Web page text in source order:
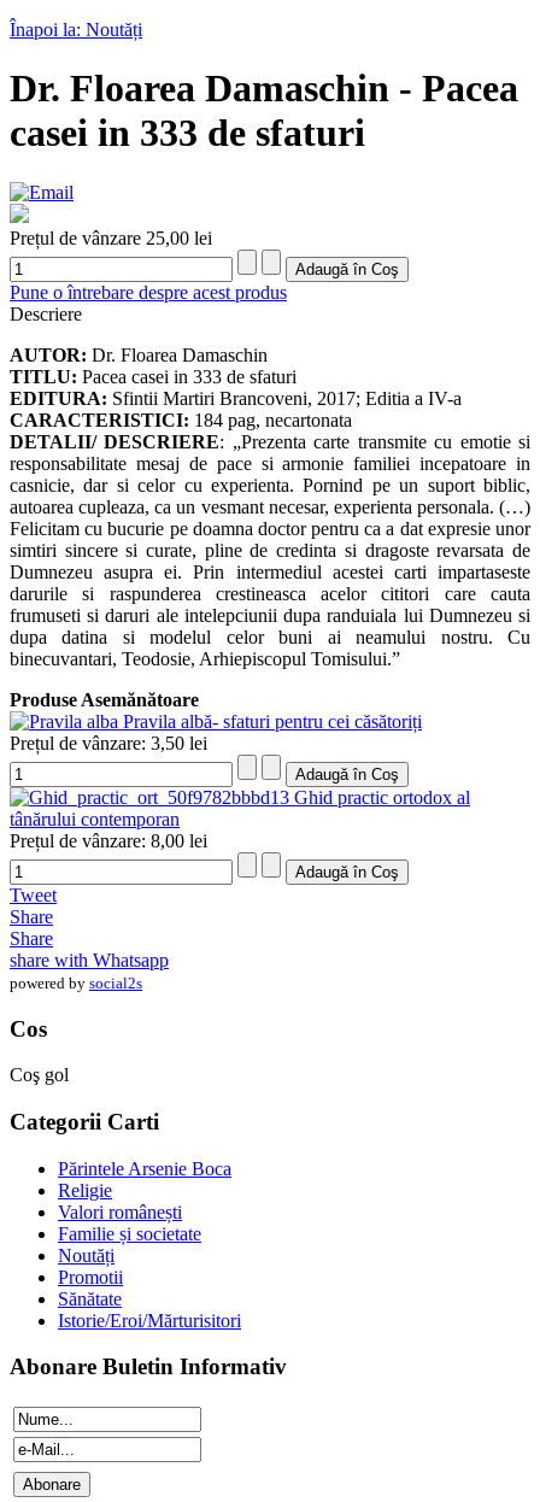
Înapoi la: Noutăți
Dr. Floarea Damaschin - Pacea
casei in 333 de sfaturi
Prețul de vânzare 25,00 lei
Pune o întrebare despre acest produs
Descriere
AUTOR: Dr. Floarea Damaschin
TITLU: Pacea casei in 333 de sfaturi
EDITURA: Sfintii Martiri Brancoveni, 2017; Editia a IV-a
CARACTERISTICI: 184 pag, necartonata
DETALII/ DESCRIERE: „Prezenta carte transmite cu emotie si
responsabilitate mesaj de pace si armonie familiei incepatoare in
casnicie, dar si celor cu experienta. Pornind pe un suport biblic,
autoarea cupleaza, ca un vesmant necesar, experienta personala. (…)
Felicitam cu bucurie pe doamna doctor pentru ca a dat expresie unor
simtiri sincere si curate, pline de credinta si dragoste revarsata de
Dumnezeu asupra ei. Prin intermediul acestei carti impartaseste
darurile si raspunderea crestineasca acelor cititori care cauta
frumuseti si daruri ale intelepciunii dupa randuiala lui Dumnezeu si
dupa datina si modelul celor buni ai neamului nostru. Cu
binecuvantari, Teodosie, Arhiepiscopul Tomisului.”
Produse Asemănătoare
Pravila albă- sfaturi pentru cei căsătoriți
Prețul de vânzare: 3,50 lei
Ghid practic ortodox al
tânărului contemporan
Prețul de vânzare: 8,00 lei
Tweet
Share
Share
share with Whatsapp
powered by social2s
Cos
Coş gol
Categorii Carti
Părintele Arsenie Boca
Religie
Valori românești
Familie și societate
Noutăți
Promotii
Sănătate
Istorie/Eroi/Mărturisitori
Abonare Buletin Informativ